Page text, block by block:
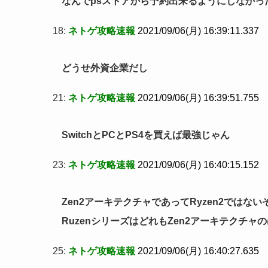
18: ネトゲ攻略速報 2021/09/06(月) 16:39:11.337
どうせ外資企業だし
21: ネトゲ攻略速報 2021/09/06(月) 16:39:51.755
SwitchとPCとPS4を買えば最強じゃん
23: ネトゲ攻略速報 2021/09/06(月) 16:40:15.152
Zen2アーキテクチャであってRyzen2ではない
RuzenシリーズはどれもZen2アーキテクチャ
25: ネトゲ攻略速報 2021/09/06(月) 16:40:27.635